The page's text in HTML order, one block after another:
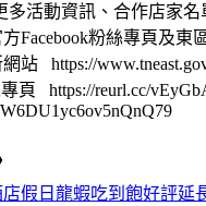
多活動資訊、合作店家
Facebook粉絲專頁及東
站 https://
專頁 https://reurl.cc/
假日龍蝦吃到飽好評延